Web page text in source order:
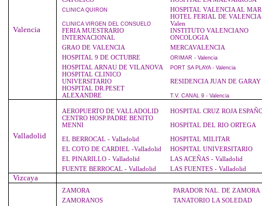
Valencia
CLINICAQUIRON HOSPITAL VALENCIA AL MAR
CLINICAVIRGEN DEL CONSUELO
HOTEL FERIAL DE
Valen
FERIA MUESTRARIO
INTERNACIONAL
INSTITUTO VALENCIANO
ONCOLOGIA
GRAO DE VALENCIA
MERCAVALENCIA
HOSPITAL 9 DE OCTUBRE
ORIMAR - Valencia
HOSPITAL ARNAU DE VILANOVA PORTSA PLAYA - Valencia
HOSPITAL CLINICO
UNIVERSITARIO
RESIDENCIA JUAN DE GARAY
HOSPITAL DR.PESET
ALEXANDRE
T.V. CANAL 9 - Valencia
Valladolid
AEROPUERTO DE VALLADOLID
HOSPITAL CRUZ ROJA
CENTRO HOSP.PADRE BENITO
MENNI
HOSPITAL DEL RIO ORTEGA
EL BERROCAL - Valladolid
HOSPITAL MILITAR
EL COTO DE CARDIEL -Valladolid
HOSPITAL UNIVERSITARIO
EL PINARILLO - Valladolid
LAS ACEÑAS - Valladolid
FUENTE BERROCAL - Valladolid
LAS FUENTES - Valladolid
Vizcaya
ZAMORA
PARADOR NAL. DE ZAMORA
ZAMORANOS
TANATORIO LA SOLEDAD